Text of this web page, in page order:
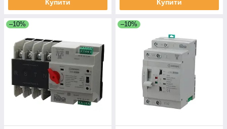
Купити Купити
–10% –10%